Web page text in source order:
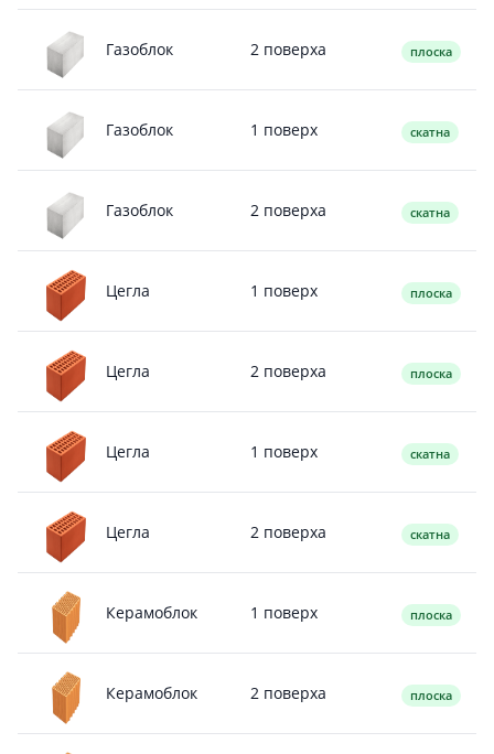
Газоблок 2 поверха плоска
Газоблок 1 поверх скатна
Газоблок 2 поверха скатна
Цегла 1 поверх плоска
Цегла 2 поверха плоска
Цегла 1 поверх скатна
Цегла 2 поверха скатна
Керамоблок 1 поверх плоска
Керамоблок 2 поверха плоска